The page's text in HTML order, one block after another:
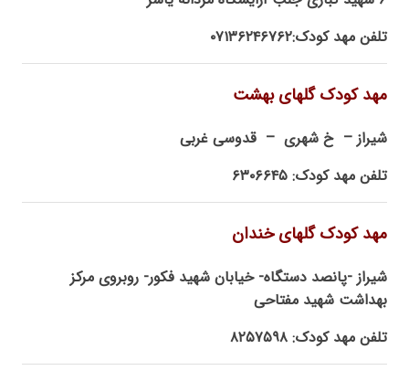
تلفن مهد کودک:۰۷۱۳۶۲۴۶۷۶۲
مهد کودک گلهای بهشت
شیراز – خ شهری – قدوسی غربی
تلفن مهد کودک: ۶۳۰۶۶۴۵
مهد کودک گلهای خندان
شیراز -پانصد دستگاه- خیابان شهید فکور- روبروی مرکز
بهداشت شهید مفتاحی
تلفن مهد کودک: ۸۲۵۷۵۹۸